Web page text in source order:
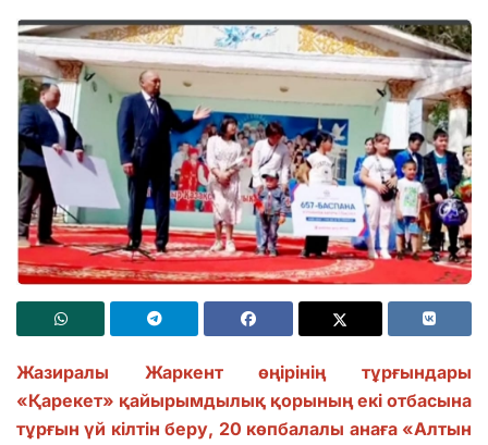
Жазиралы Жаркент өңірінің тұрғындары
«Қарекет» қайырымдылық қорының екі отбасына
тұрғын үй кілтін беру, 20 көпбалалы анаға «Алтын